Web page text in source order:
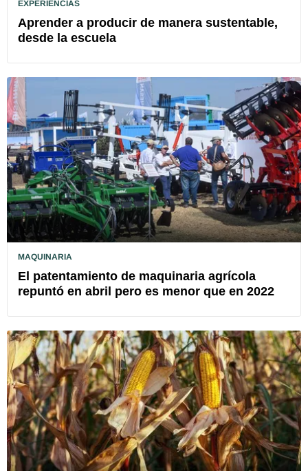
EXPERIENCIAS
Aprender a producir de manera sustentable,
desde la escuela
MAQUINARIA
El patentamiento de maquinaria agrícola
repuntó en abril pero es menor que en 2022